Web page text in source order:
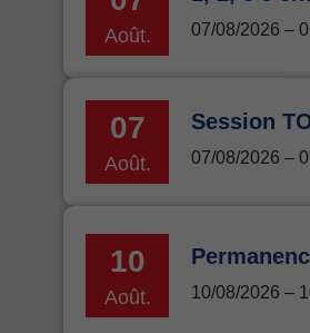
Août. 07/08/2026 –
07
Août.
Session
07/08/2026 –
10
Août. 10/08/2026 –